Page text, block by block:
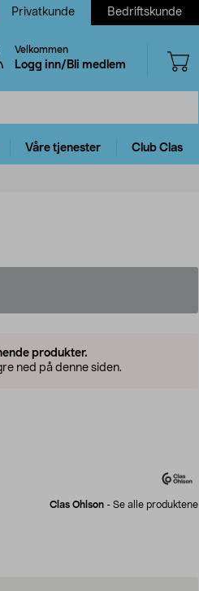
Privatkunde Bedriftskunde
Velkommen
Logg inn/Bli medlem
Våre tjenester Club Clas
produkter.
ned på denne siden.
Clas Ohlson - Se alle produktene